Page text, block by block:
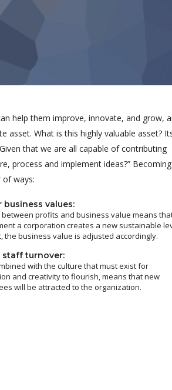
help them improve, innovate, and grow,
What is this highly valuable asset?
that we are all capable of contributing
process and implement ideas?” Becoming
of ways:
business values:
between profits and business value means
a corporation creates a new sustainable
the business value is adjusted accordingly.
staff turnover:
with the culture that must exist for
and creativity to flourish, means that new
will be attracted to the organization.